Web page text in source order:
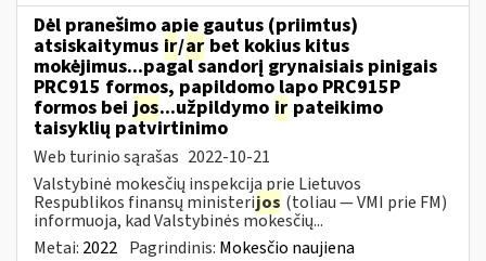
Dėl pranešimo apie gautus (priimtus)
atsiskaitymus ir/ar bet kokius kitus
mokėjimus...pagal sandorį grynaisiais pinigais
PRC915 formos, papildomo lapo PRC915P
formos bei jos...užpildymo ir pateikimo
taisyklių patvirtinimo
Web turinio sąrašas 2022-10-21
Valstybinė mokesčių inspekcija prie Lietuvos
Respublikos finansų ministerijos (toliau ― VMI prie FM)
informuoja, kad Valstybinės mokesčių...
Metai: 2022 Pagrindinis: Mokesčio naujiena